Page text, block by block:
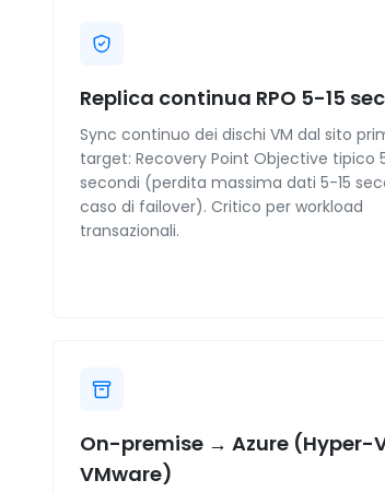
Replica continua RPO 5-15
Sync continuo dei dischi VM dal sito
target: Recovery Point Objective tipico
secondi (perdita massima dati 5-15
caso di failover). Critico per workload
transazionali.
On-premise → Azure (Hyper-
VMware)